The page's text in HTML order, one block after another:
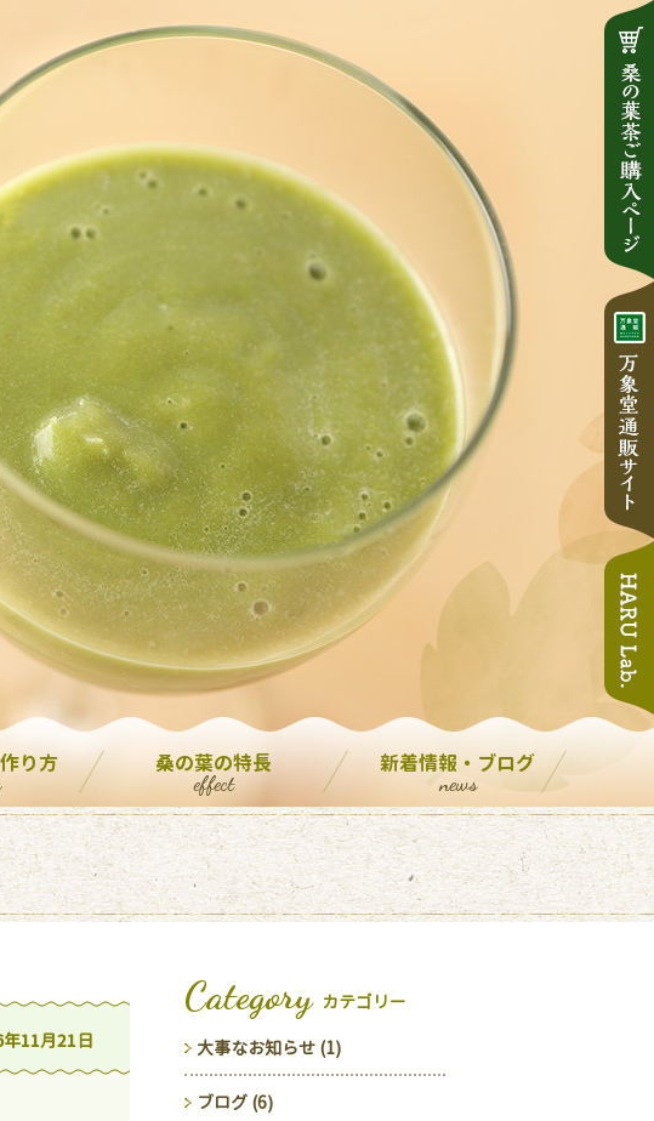
り方 桑の葉の特長
effect
新着情報・ブログ
news
11月21日
Category カテゴリー
大事なお知らせ (1)
ブログ (6)